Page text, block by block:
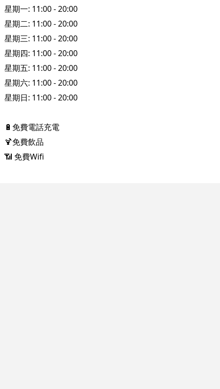
星期一: 11:00 - 20:00
星期二: 11:00 - 20:00
星期三: 11:00 - 20:00
星期四: 11:00 - 20:00
星期五: 11:00 - 20:00
星期六: 11:00 - 20:00
星期日: 11:00 - 20:00
🔋免費電話充電
🍹免費飲品
📶 免費Wifi